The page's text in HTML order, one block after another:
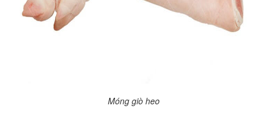
Móng giò heo